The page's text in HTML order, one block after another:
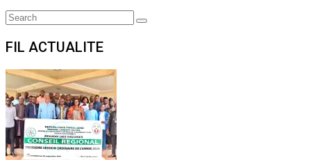
Search
Search
FIL ACTUALITE